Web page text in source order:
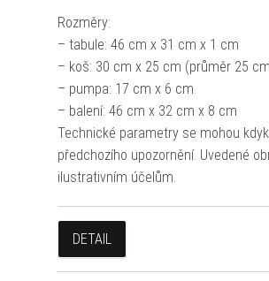
Rozměry:
– tabule: 46 cm x 31 cm x 1 cm
– koš: 30 cm x 25 cm (průměr 25
– pumpa: 17 cm x 6 cm
– balení: 46 cm x 32 cm x 8 cm
Technické parametry se mohou
předchozího upozornění. Uvedené
ilustrativním účelům.
DETAIL